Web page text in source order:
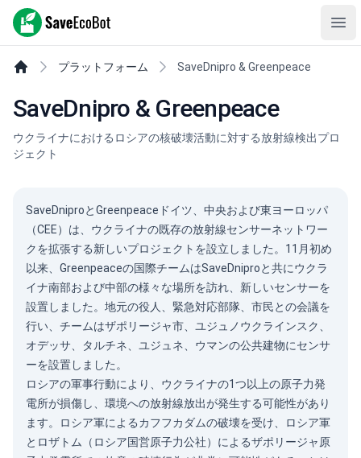
SaveEcoBot
プラットフォーム SaveDnipro & Greenpeace
SaveDnipro & Greenpeace
ウクライナにおけるロシアの核破壊活動に対する放射線検出プロ
ジェクト
SaveDniproとGreenpeaceドイツ、中央および東ヨーロッパ
（CEE）は、ウクライナの既存の放射線センサーネットワー
クを拡張する新しいプロジェクトを設立しました。11月初め
以来、Greenpeaceの国際チームはSaveDniproと共にウクラ
イナ南部および中部の様々な場所を訪れ、新しいセンサーを
設置しました。地元の役人、緊急対応部隊、市民との会議を
行い、チームはザポリージャ市、ユジュノウクラインスク、
オデッサ、タルチネ、ユジュネ、ウマンの公共建物にセンサ
ーを設置しました。
ロシアの軍事行動により、ウクライナの1つ以上の原子力発
電所が損傷し、環境への放射線放出が発生する可能性があり
ます。ロシア軍によるカフフカダムの破壊を受け、ロシア軍
とロザトム（ロシア国営原子力公社）によるザポリージャ原